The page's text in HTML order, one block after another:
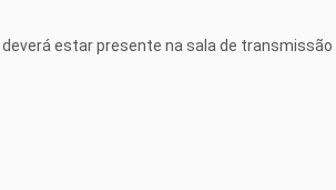
estar presente na sala de transmissão